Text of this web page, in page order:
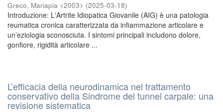
Greco, Mariapia <2003> (2025-03-18)
Introduzione: L'Artrite Idiopatica Giovanile (AIG) è una patologia
reumatica cronica caratterizzata da infiammazione articolare e
un’eziologia sconosciuta. I sintomi principali includono dolore,
gonfiore, rigidità articolare ...
L’efficacia della neurodinamica nel trattamento
conservativo della Sindrome del tunnel carpale: una
revisione sistematica